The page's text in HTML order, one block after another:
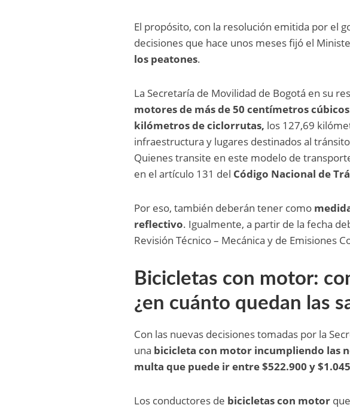
El propósito, con la resolución emitida por el
decisiones que hace unos meses fijó el
los peatones.
La Secretaría de Movilidad de Bogotá en su
motores de más de 50 centímetros
kilómetros de ciclorrutas, los 127,69
infraestructura y lugares destinados al
Quienes transite en este modelo de
en el artículo 131 del Código Nacional de
Por eso, también deberán tener como
reflectivo. Igualmente, a partir de la fecha
Revisión Técnico – Mecánica y de Emisiones
Bicicletas con motor:
¿en cuánto quedan las
Con las nuevas decisiones tomadas por la
una bicicleta con motor incumpliendo las
multa que puede ir entre $522.900 y
Los conductores de bicicletas con motor